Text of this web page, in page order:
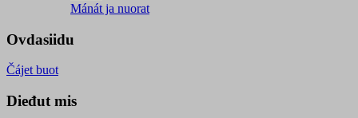
Mánát ja nuorat
Ovdasiidu
Čájet buot
Dieđut mis